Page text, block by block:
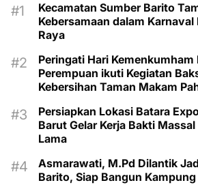
Kecamatan Sumber Barito
Kebersamaan dalam
Raya
Peringati Hari Kemenkumham
Perempuan ikuti Kegiatan
Kebersihan Taman Makam
Persiapkan Lokasi Batara
Barut Gelar Kerja Bakti
Lama
Asmarawati, M.Pd Dilantik
Barito, Siap Bangun